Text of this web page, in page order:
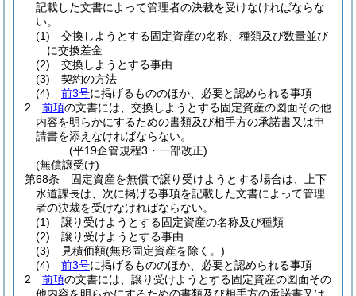
記載した文書によって管理者の決裁を受けなければならな
い。
(1)
交換しようとする固定資産の名称、種類及び数量並び
に交換差金
(2)
交換しようとする事由
(3)
契約の方法
(4)
前3号に掲げるもののほか、必要と認められる事項
2
前項の文書には、交換しようとする固定資産の図面その他
内容を明らかにするための書類及び相手方の承諾書又は申
請書を添えなければならない。
(平19企管規程3・一部改正)
(無償譲受け)
第68条
固定資産を無償で譲り受けようとする場合は、上下
水道課長は、次に掲げる事項を記載した文書によって管理
者の決裁を受けなければならない。
(1)
譲り受けようとする固定資産の名称及び種類
(2)
譲り受けようとする事由
(3)
見積価額(無形固定資産を除く。)
(4)
前3号に掲げるもののほか、必要と認められる事項
2
前項の文書には、譲り受けようとする固定資産の図面その